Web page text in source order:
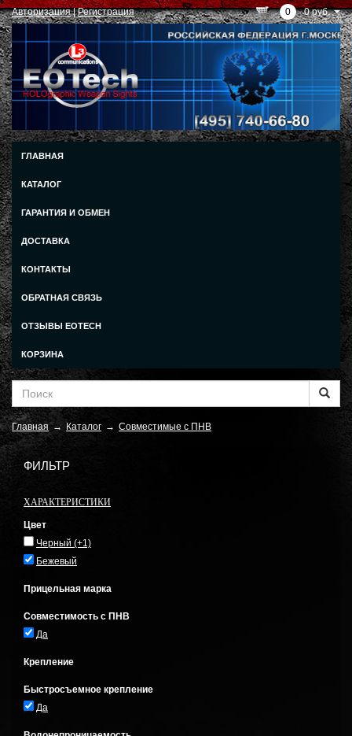
Авторизация|Регистрация 0 0 руб.
ГЛАВНАЯ
КАТАЛОГ
ГАРАНТИЯ И ОБМЕН
ДОСТАВКА
КОНТАКТЫ
ОБРАТНАЯ СВЯЗЬ
ОТЗЫВЫ EOTECH
КОРЗИНА
Главная → Каталог → Совместимые с ПНВ
ФИЛЬТР
ХАРАКТЕРИСТИКИ
Цвет
Черный (+1)
Бежевый
Прицельная марка
Совместимость с ПНВ
Да
Крепление
Быстросъемное крепление
Да